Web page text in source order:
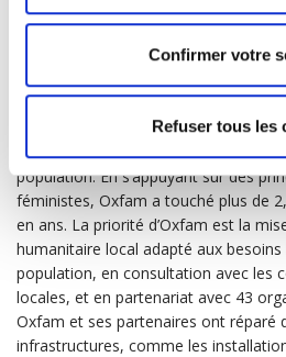
Confirmer votre
Refuser tous les
s’agit de citoyens atteints de
contraints de quitter leur domicile et
Dès le début de la guerre,Oxfam a
humanitaire vu les besoins
population. En s’appuyant sur des
féministes, Oxfam a touché plus de
en ans. La priorité d’Oxfam est la
humanitaire local adapté aux
population, en consultation avec les
locales, et en partenariat avec 43
Oxfam et ses partenaires ont réparé
infrastructures, comme les